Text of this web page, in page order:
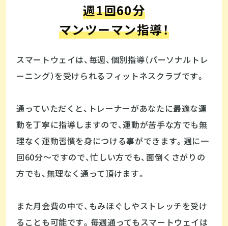
週1回60分
マンツーマン指導！
スマートウェイは、毎週、個別指導（パーソナルトレ
ーニング）を受けられるフィットネスクラブです。
通っていただくと、トレーナーがあなたに最適な運
動を丁寧に指導しますので、運動が苦手な方でも無
理なく運動習慣を身につける事ができます。週に一
回60分〜ですので、忙しい方でも、面倒くさがりの
方でも、無理なく通って頂けます。
また月会費の中で、もみほぐしやストレッチを受け
ることも可能です。毎週通ってもスマートウェイは